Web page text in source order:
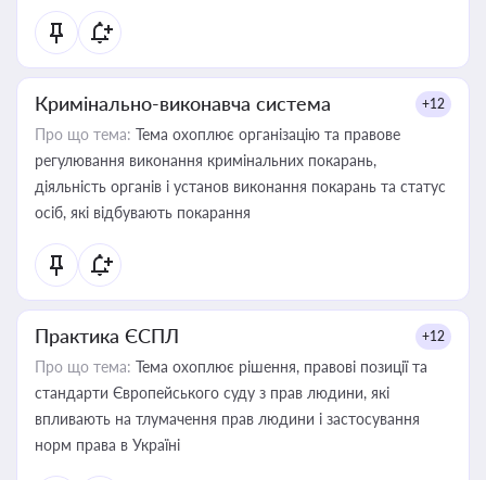
Кримінально-виконавча система +12
Про що тема: Тема охоплює організацію та правове
регулювання виконання кримінальних покарань,
діяльність органів і установ виконання покарань та статус
осіб, які відбувають покарання
Практика ЄСПЛ +12
Про що тема: Тема охоплює рішення, правові позиції та
стандарти Європейського суду з прав людини, які
впливають на тлумачення прав людини і застосування
норм права в Україні